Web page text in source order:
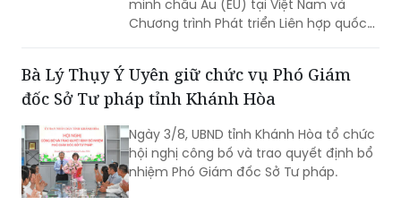
về thực hiện các khuyến nghị của Ủy
ban Nhân quyền Liên hợp quốc đối với
Nam về thực hiện Công ước quốc tế về
các quyền dân sự và chính trị (ICCPR)
và Hội nghị tập huấn về thực hiện Công
ước ICCPR. Đây là chuỗi hoạt động
được triển khai trong khuôn khổ Dự án
“Tăng cường pháp luật và tư pháp tại
Việt Nam giai đoạn II” (EU JULE II), góp
Bà Lý Thụy Ý Uyên giữ chức vụ Phó Giám
Ngày 3/8, UBND tỉnh Khánh Hòa tổ chức
hội nghị công bố và trao quyết định bổ
nhiệm Phó Giám đốc Sở Tư pháp.
Rà soát, hoàn thiện Quy chế bảo vệ bí mật